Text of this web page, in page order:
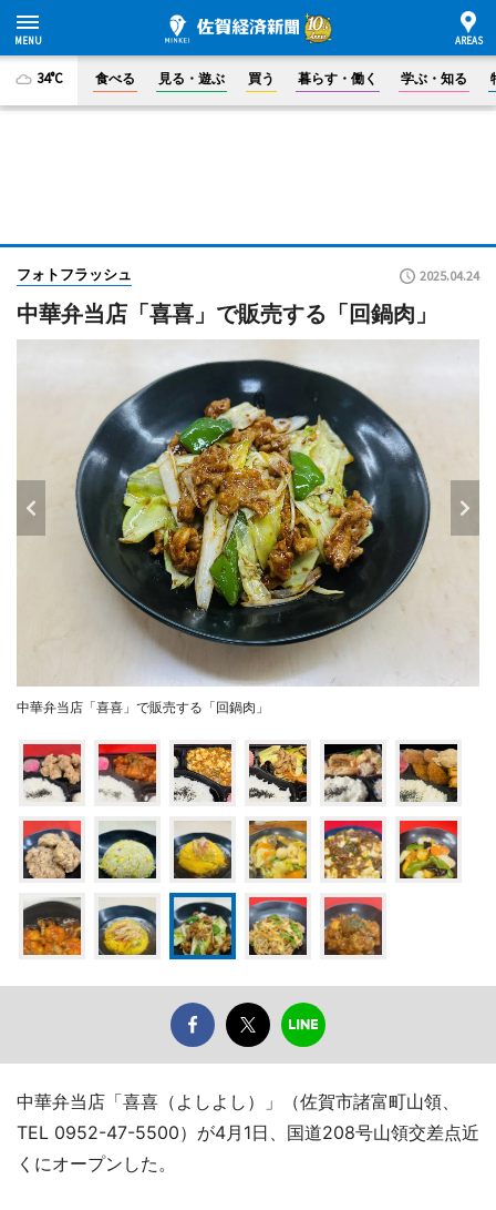
34°C 食べる 見る・遊ぶ 買う 暮らす・働く 学ぶ・知る
フォトフラッシュ 2025.04.24
中華弁当店「喜喜」で販売する「回鍋肉」
中華弁当店「喜喜」で販売する「回鍋肉」
中華弁当店「喜喜（よしよし）」（佐賀市諸富町山領、
TEL 0952-47-5500）が4月1日、国道208号山領交差点近
くにオープンした。